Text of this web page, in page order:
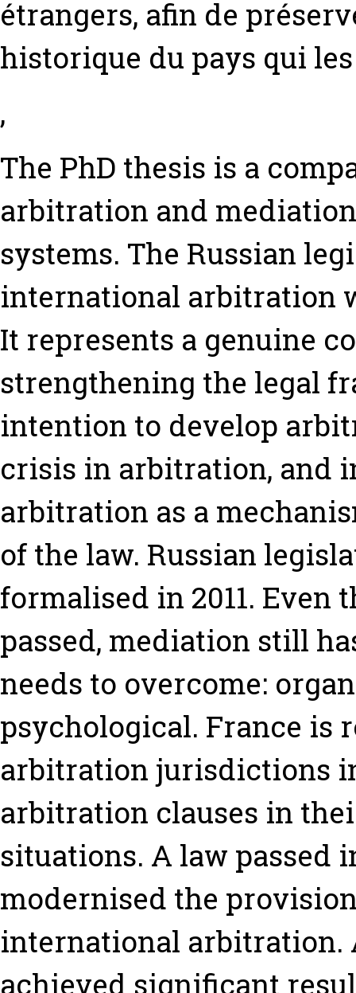
étrangers, afin de
historique du pays qui
,
The PhD thesis is a
arbitration and
systems. The Russian
international arbitration
It represents a genuine
strengthening the legal
intention to develop
crisis in arbitration, and
arbitration as a
of the law. Russian
formalised in 2011. Even
passed, mediation still
needs to overcome:
psychological. France is
arbitration jurisdictions
arbitration clauses in
situations. A law passed
modernised the
international arbitration.
achieved significant